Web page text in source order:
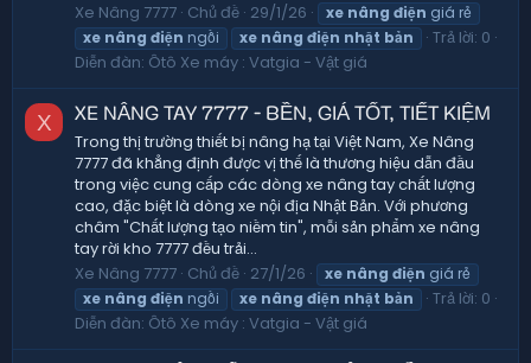
Xe Nâng 7777 Chủ đề 29/1/26 xe nâng điện giá rẻ
xe nâng điện ngồi xe nâng điện nhật bản
Trả lời: 0
Diễn đàn: Ôtô Xe máy : Vatgia - Vật giá
X XE NÂNG TAY 7777 - BỀN, GIÁ TỐT, TIẾT KIỆM
Trong thị trường thiết bị nâng hạ tại Việt Nam, Xe Nâng
7777 đã khẳng định được vị thế là thương hiệu dẫn đầu
trong việc cung cấp các dòng xe nâng tay chất lượng
cao, đặc biệt là dòng xe nội địa Nhật Bản. Với phương
châm "Chất lượng tạo niềm tin", mỗi sản phẩm xe nâng
tay rời kho 7777 đều trải...
Xe Nâng 7777 Chủ đề 27/1/26 xe nâng điện giá rẻ
xe nâng điện ngồi xe nâng điện nhật bản
Trả lời: 0
Diễn đàn: Ôtô Xe máy : Vatgia - Vật giá